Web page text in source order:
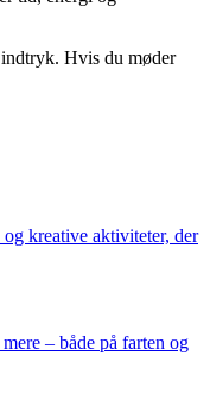
Hvis du møder
kreative aktiviteter, der
– både på farten og